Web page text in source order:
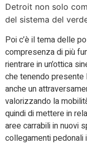
Detroit non solo
del sistema del
Poi c’è il tema delle
compresenza di più
rientrare in un’ottica
che tenendo
anche un
valorizzando la
quindi di mettere in
aree carrabili in nuovi
collegamenti pedonali